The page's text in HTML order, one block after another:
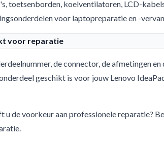
toetsenborden, koelventilatoren, LCD-
voor laptopreparatie en -
voor reparatie
de connector, de afmetingen
geschikt is voor jouw Lenovo
de voorkeur aan professionele reparatie?